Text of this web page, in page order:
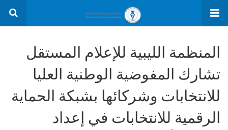
المنظمة الليبية للإعلام المستقل
تشارك المفوضية الوطنية العليا
للانتخابات وشركائها بشبكة الحماية
الرقمية للانتخابات في إعداد